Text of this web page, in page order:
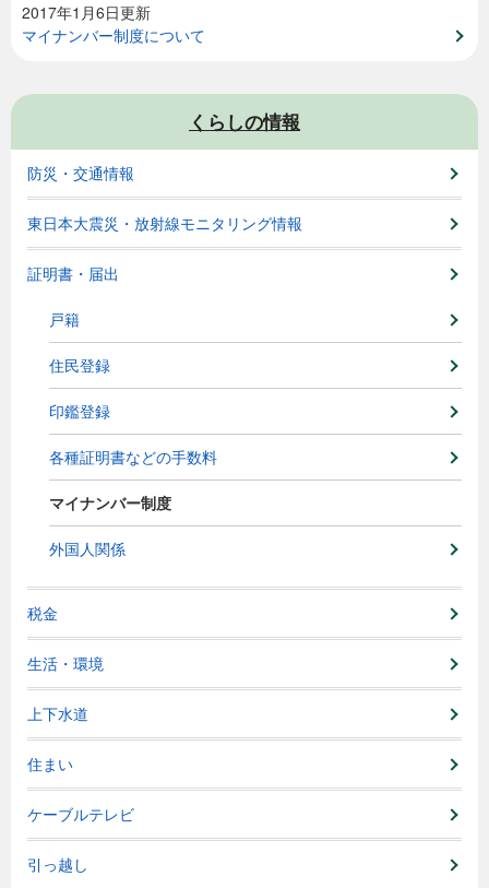
2017年1月6日更新
マイナンバー制度について
くらしの情報
防災・交通情報
東日本大震災・放射線モニタリング情報
証明書・届出
戸籍
住民登録
印鑑登録
各種証明書などの手数料
マイナンバー制度
外国人関係
税金
生活・環境
上下水道
住まい
ケーブルテレビ
引っ越し